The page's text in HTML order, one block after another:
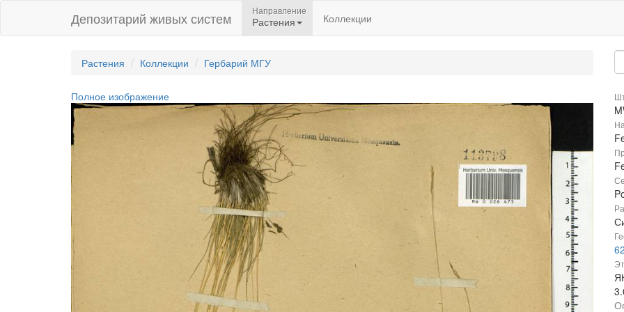
Депозитарий живых систем Направление
Растения Коллекции
Растения Коллекции Гербарий МГУ
Полное изображение